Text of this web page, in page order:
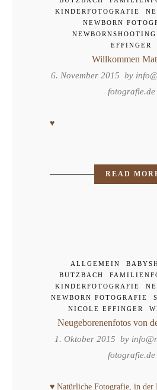
KINDERFOTOGRAFIE
NEWBORN
NEWBORNSHOOTING
EFFINGER
Willkommen
6. November 2015 by
fotografie.de
♥
READ
ALLGEMEIN
BUTZBACH
KINDERFOTOGRAFIE
NEWBORN FOTOGRAFIE
NICOLE EFFINGER
Neugeborenenfotos von
1. Oktober 2015 by
fotografie.de
♥ Natürliche Fotografie, in der